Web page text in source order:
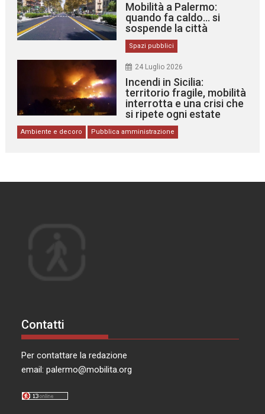
Mobilità a Palermo:
quando fa caldo… si
sospende la città
Spazi pubblici
24 Luglio 2026
Incendi in Sicilia:
territorio fragile, mobilità
interrotta e una crisi che
si ripete ogni estate
Ambiente e decoro Pubblica amministrazione
Contatti
Per contattare la redazione
email:palermo@mobilita.org